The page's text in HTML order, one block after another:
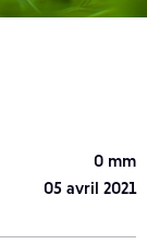
0 mm
05 avril 2021